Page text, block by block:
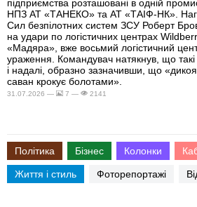
підприємства розташовані в одній
НПЗ АТ «ТАНЕКО» та АТ «ТАІФ-НК».
Сил безпілотних систем ЗСУ Роберт
на удари по логістичних центрах
«Мадяра», вже восьмий логістичний
ураження. Командувач натякнув, що такі
і надалі, образно зазначивши, що
саван крокує болотами».
31.07.2026 — 7 — 2141
Політика Бізнес Колонки
Життя і стиль Фоторепортажі